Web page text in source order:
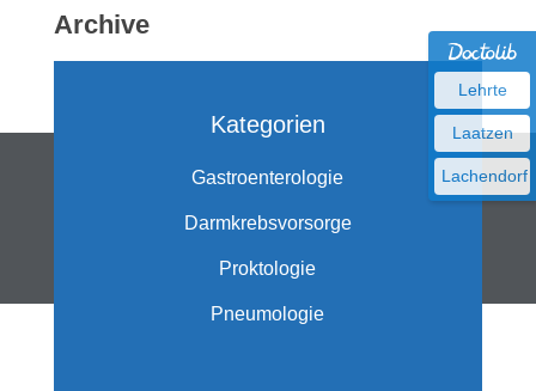
Lehrte
Laatzen
Lachendorf
Archive
Kategorien
Gastroenterologie
Darmkrebsvorsorge
Proktologie
Pneumologie